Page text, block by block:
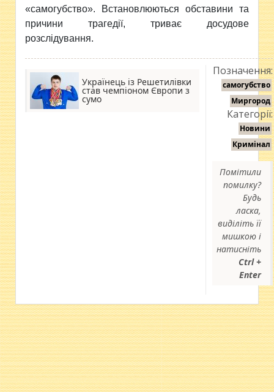
«самогубство». Встановлюються обставини та
причини трагедії, триває досудове
розслідування.
Українець із Решетилівки
став чемпіоном Європи з
сумо
Позначення:
самогубство
Миргород
Категорії:
Новини
Кримінал
Помітили
помилку?
Будь
ласка,
виділіть її
мишкою і
натисніть
Ctrl +
Enter